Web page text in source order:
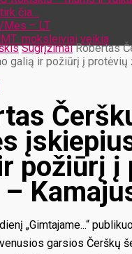
čia…
Mes – LT
moksleiviai veikia
Sugrįžimai Robertas
galią ir požiūrį į protėvių
požiūrį į
„Gimtajame...“
garsios Čerškų